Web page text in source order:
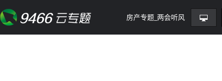
房产专题_两会听风